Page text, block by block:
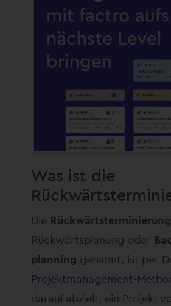
Was ist die
Die Rückwärtsterminierung
Rückwärtsplanung oder
planning genannt, ist per
Projektmanagement-
darauf abzielt, ein Projekt